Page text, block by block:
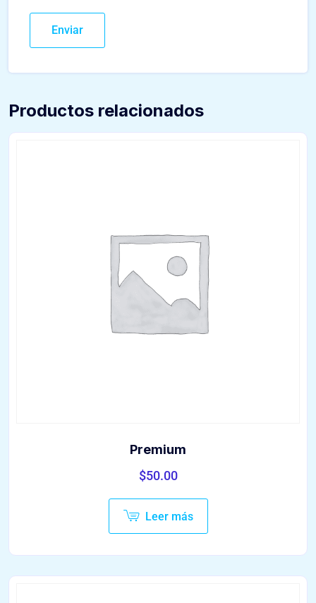
Productos relacionados
Premium
$50.00
Leer más